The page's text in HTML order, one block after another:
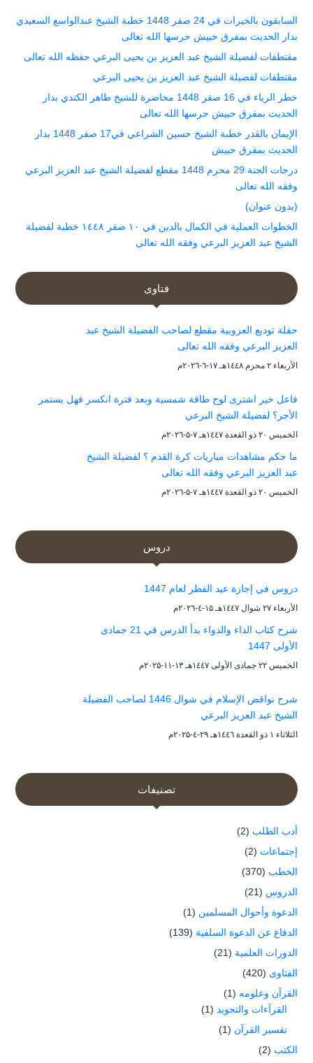
السابقون بالخيرات في 24 صفر 1448 خطبة الشيخ عبدالواسع السعيدي
بدار الحديث بمفرق حبيش حرسها الله تعالى
مقتطفات لفضيلة الشيخ عبد العزيز بن يحيى البرعي حفظه الله تعالى
مقتطفات لفضيلة الشيخ عبد العزيز بن يحيى البرعي
خطر الرياء في 16 صفر 1448 محاضرة للشيخ طاهر الكندي بدار
الحديث بمفرق حبيش حرسها الله تعالى
الإيمان بالقدر خطبة الشيخ حسين الشراعي في17 صفر 1448 بدار
الحديث بمفرق حبيش
درجات الجنة 29 محرم 1448 مقطع لفضيلة الشيخ عبد العزيز البرعي
وفقه الله تعالى
(بدون عنوان)
الخطوات العملية في الكمال بالدين في ١٠ صفر ١٤٤٨ خطبة لفضيلة
الشيخ عبد العزيز البرعي وفقه الله تعالى
فتاوى
حفلة توديع العزوبية مقطع لصاحب الفضيلة الشيخ عبد
العزيز البرعي وفقه الله تعالى
الأربعاء ۲ محرم ۱٤٤۸هـ ۱۷-٦-۲۰۲٦م
فاعل خير اشترى لوح طاقة شمسية وبعد فترة انكسر فهل يستمر
الأجر؟ لفضيلة الشيخ البرعي
الخميس ۲۰ ذو القعدة ۱٤٤۷هـ ۷-۵-۲۰۲٦م
ما حكم مشاهدات مباريات كرة القدم ؟ لفضيلة الشيخ
عبد العزيز البرعي وفقه الله تعالى
الخميس ۲۰ ذو القعدة ۱٤٤۷هـ ۷-۵-۲۰۲٦م
دروس
دروس في إجازة عيد الفطر لعام 1447
الأربعاء ۲۷ شوال ۱٤٤۷هـ ۱۵-٤-۲۰۲٦م
شرح كتاب الداء والدواء بدأ الدرس في 21 جمادى
الأولى 1447
الخميس ۲۲ جمادى الأولى ۱٤٤۷هـ ۱۳-۱۱-۲۰۲۵م
شرح نواقض الإسلام في شوال 1446 لصاحب الفضيلة
الشيخ عبد العزيز البرعي
الثلاثاء ۱ ذو القعدة ۱٤٤٦هـ ۲۹-٤-۲۰۲۵م
تصنيفات
أدب الطلب (2)
إجتماعات (2)
الخطب (370)
الدروس (21)
الدعوة وأحوال المسلمين (1)
الدفاع عن الدعوة السلفية (139)
الدورات العلمية (21)
الفتاوى (420)
القرآن وعلومه (1)
القرآءات والتجويد (1)
تفسير القرآن (1)
الكتب (2)